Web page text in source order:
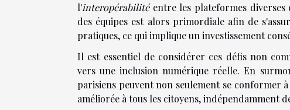
l'interopérabilitéentre les plateformes
des équipes est alors primordiale afin de
pratiques, ce qui implique un investissement
Il est essentiel de considérer ces défis non
vers une inclusion numérique réelle. En
parisiens peuvent non seulement se
améliorée à tous les citoyens, indépendamment